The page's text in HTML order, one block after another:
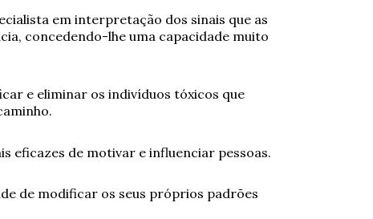
em interpretação dos sinais que as
concedendo-lhe uma capacidade muito
e eliminar os indivíduos tóxicos que
eficazes de motivar e influenciar pessoas.
de modificar os seus próprios padrões